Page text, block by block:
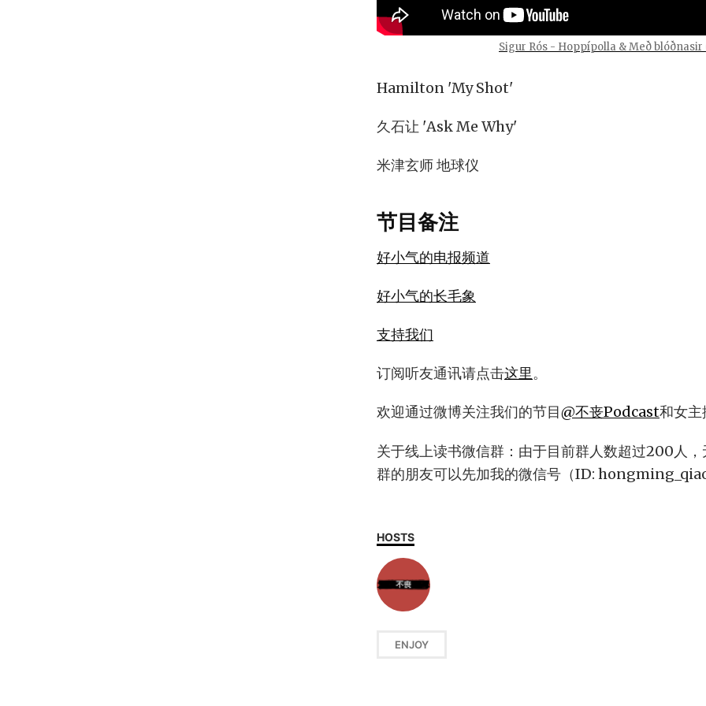
Sigur Rós - Hoppípolla & Með
Hamilton 'My Shot'
久石让 'Ask Me Why'
米津玄师 地球仪
节目备注
好小气的电报频道
好小气的长毛象
支持我们
订阅听友通讯请点击这里。
欢迎通过微博关注我们的节目@不丧Podcast和女主
关于线上读书微信群：由于目前群人数超过200人
群的朋友可以先加我的微信号（ID: hongming_qiao
HOSTS
ENJOY